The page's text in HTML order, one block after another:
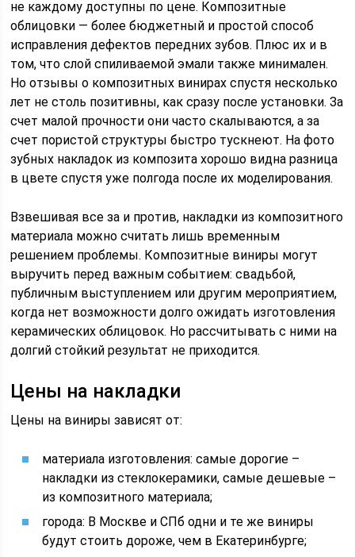
не каждому доступны по цене. Композитные
облицовки — более бюджетный и простой способ
исправления дефектов передних зубов. Плюс их и в
том, что слой спиливаемой эмали также минимален.
Но отзывы о композитных винирах спустя несколько
лет не столь позитивны, как сразу после установки. За
счет малой прочности они часто скалываются, а за
счет пористой структуры быстро тускнеют. На фото
зубных накладок из композита хорошо видна разница
в цвете спустя уже полгода после их моделирования.
Взвешивая все за и против, накладки из композитного
материала можно считать лишь временным
решением проблемы. Композитные виниры могут
выручить перед важным событием: свадьбой,
публичным выступлением или другим мероприятием,
когда нет возможности долго ожидать изготовления
керамических облицовок. Но рассчитывать с ними на
долгий стойкий результат не приходится.
Цены на накладки
Цены на виниры зависят от:
материала изготовления: самые дорогие –
накладки из стеклокерамики, самые дешевые –
из композитного материала;
города: В Москве и СПб одни и те же виниры
будут стоить дороже, чем в Екатеринбурге;